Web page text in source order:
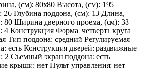
(см): 80x80 Высота, (см): 195
26 Глубина поддона, (см): 13 Длина,
Ширина дверного проема, (см): 38
Конструкция Форма: четверть круга
Тип поддона: средний Регулируемая
есть Конструкция дверей: раздвижные
2 Съемный экран поддона: есть
крыши: нет Пульт управления: нет